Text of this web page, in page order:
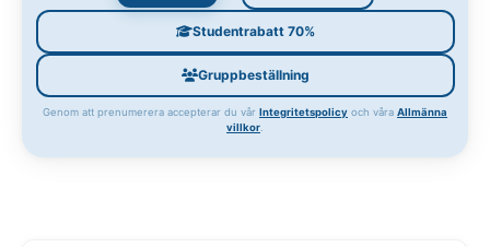
Studentrabatt 70%
Gruppbeställning
Genom att prenumerera accepterar du vår Integritetspolicy och våra Allmänna
villkor